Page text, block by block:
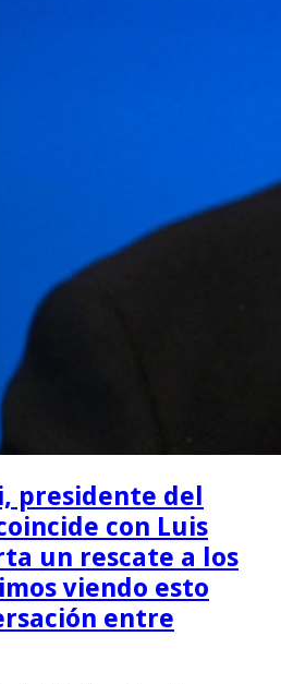
presidente del
con Luis
un rescate a los
viendo esto
entre